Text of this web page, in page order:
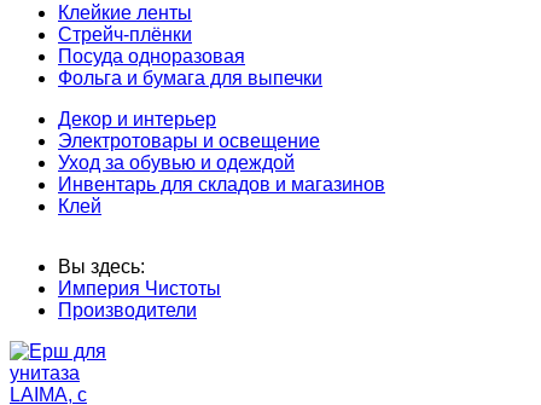
Клейкие ленты
Стрейч-плёнки
Посуда одноразовая
Фольга и бумага для выпечки
Декор и интерьер
Электротовары и освещение
Уход за обувью и одеждой
Инвентарь для складов и магазинов
Клей
Вы здесь:
Империя Чистоты
Производители